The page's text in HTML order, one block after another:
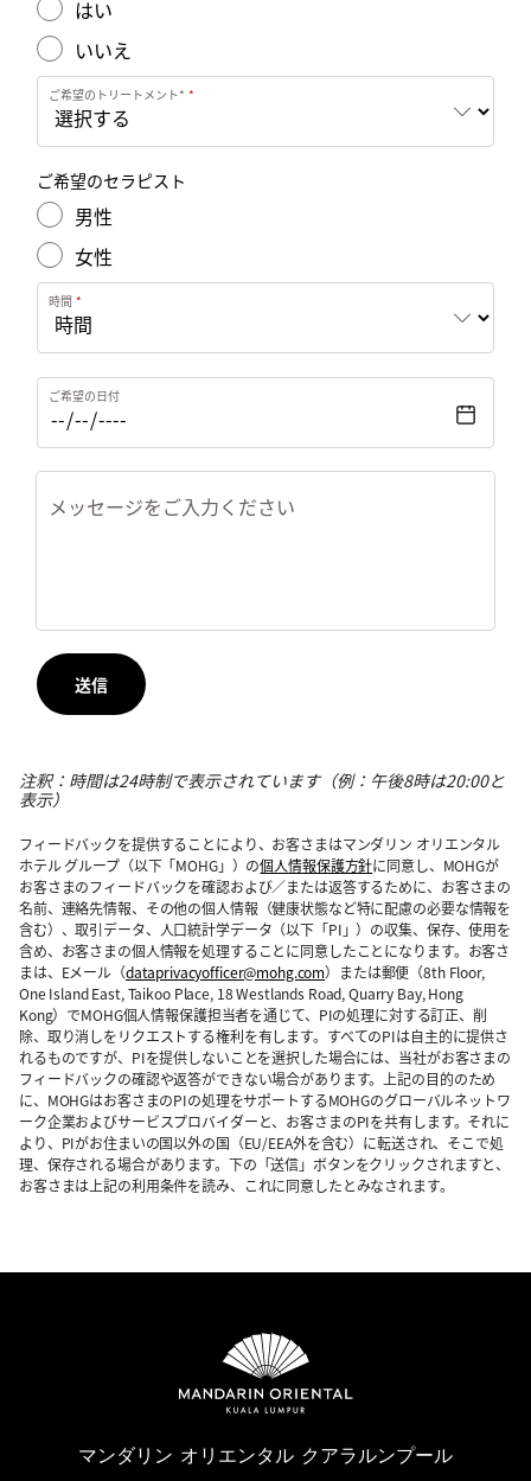
はい
いいえ
ご希望のトリートメント*
ご希望のセラピスト
男性
女性
時間
ご希望の日付
メッセージをご入力ください
送信
注釈：時間は24時制で表示されています（例：午後8時は20:00と
表示）
フィードバックを提供することにより、お客さまはマンダリン オリエンタル
ホテル グループ（以下「MOHG」）の個人情報保護方針に同意し、MOHGが
お客さまのフィードバックを確認および／または返答するために、お客さまの
名前、連絡先情報、その他の個人情報（健康状態など特に配慮の必要な情報を
含む）、取引データ、人口統計学データ（以下「PI」）の収集、保存、使用を
含め、お客さまの個人情報を処理することに同意したことになります。お客さ
まは、Eメール（dataprivacyofficer@mohg.com）または郵便（8th Floor,
One Island East, Taikoo Place, 18 Westlands Road, Quarry Bay, Hong
Kong）でMOHG個人情報保護担当者を通じて、PIの処理に対する訂正、削
除、取り消しをリクエストする権利を有します。すべてのPIは自主的に提供さ
れるものですが、PIを提供しないことを選択した場合には、当社がお客さまの
フィードバックの確認や返答ができない場合があります。上記の目的のため
に、MOHGはお客さまのPIの処理をサポートするMOHGのグローバルネットワ
ーク企業およびサービスプロバイダーと、お客さまのPIを共有します。それに
より、PIがお住まいの国以外の国（EU/EEA外を含む）に転送され、そこで処
理、保存される場合があります。下の「送信」ボタンをクリックされますと、
お客さまは上記の利用条件を読み、これに同意したとみなされます。
マンダリン オリエンタル クアラルンプール